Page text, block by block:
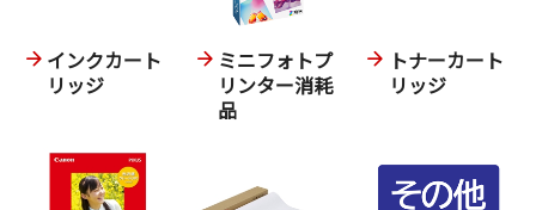
インクカート
リッジ
ミニフォトプ
リンター消耗
品
トナーカート
リッジ